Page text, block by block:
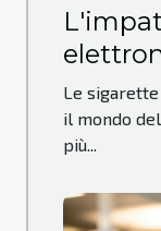
Le
il mondo
più...